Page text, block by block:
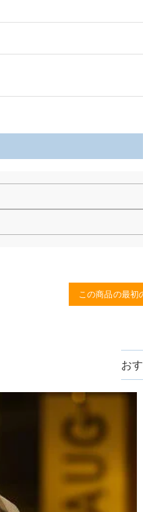
内に返品＆交換できます。
この商品の最初
算などをご連絡いただけました
（画素数の高画像データ）の画
せん。領収書発行をご希望の場合
ートまで詳しい海外配送先情
受注生産品のため、返品は50%
ら、至急カスタマーサポート
れます。原因①迷惑メールフォ
お